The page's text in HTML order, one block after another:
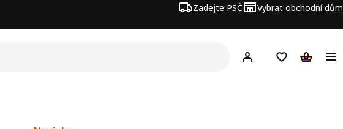
Zadejte PSČ Vybrat obchodní dům
Hej! Přihlášení
NákupníNákupní